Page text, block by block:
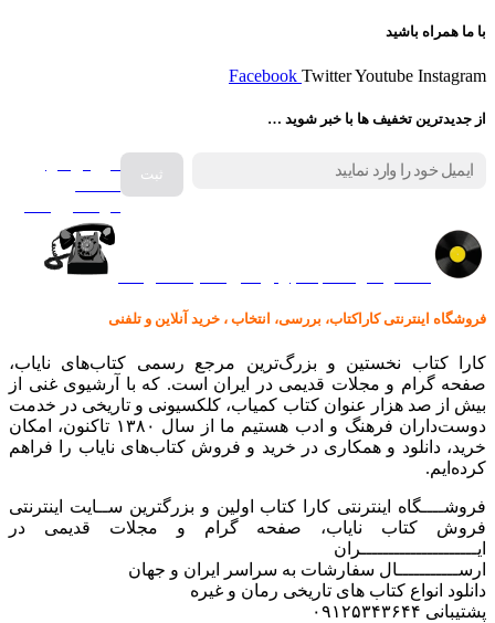
با ما همراه باشید
Facebook TwitterYoutube Instagram
از جدیدترین تخفیف ها با خبر شوید …
فروش انواع
فروشگاه اینترنتی کاراکتاب، بررسی، انتخاب ، خرید آنلاین و تلفنی
کارا کتاب نخستین و بزرگ‌ترین مرجع رسمی کتاب‌های نایاب،
صفحه گرام و مجلات قدیمی در ایران است. که با آرشیوی غنی از
بیش از صد هزار عنوان کتاب کمیاب، کلکسیونی و تاریخی در خدمت
دوست‌داران فرهنگ و ادب هستیم ما از سال ۱۳۸۰ تاکنون، امکان
خرید، دانلود و همکاری در خرید و فروش کتاب‌های نایاب را فراهم
کرده‌ایم.
فروشــــگاه اینترنتی کارا کتاب اولین و بزرگترین ســایت اینترنتی
فروش کتاب نایاب، صفحه گرام و مجلات قدیمی در
ایـــــــــــــــــــــران
ارســـــــــــال سفارشات به سراسر ایران و جهان
دانلود انواع کتاب های تاریخی رمان و غیره
پشتیبانی ۰۹۱۲۵۳۴۳۶۴۴